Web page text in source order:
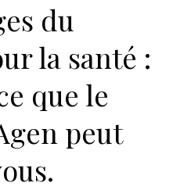
du
la santé :
que le
peut